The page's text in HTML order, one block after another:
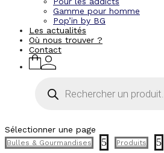
Gamme pour homme
Pop’in by BG
Les actualités
Où nous trouver ?
Contact
produits
Sélectionner une page
Bulles & Gourmandises 5 Produits 5